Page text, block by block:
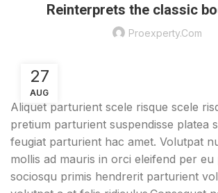
Reinterprets the classic
Proexperty.com
27
AUG
Aliquet parturient scele risque scele
pretium parturient suspendisse platea
feugiat parturient hac amet. Volutpat
mollis ad mauris in orci eleifend per eu
sociosqu primis hendrerit parturient